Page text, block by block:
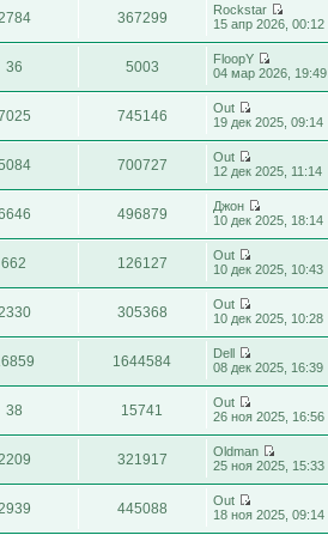
367299
Rockstar
15 апр 2026, 00:12
36 5003
FloopY
04 мар 2026, 19:49
745146
Out
19 дек 2025, 09:14
700727
Out
12 дек 2025, 11:14
496879
Джон
10 дек 2025, 18:14
662 126127
Out
10 дек 2025, 10:43
305368
Out
10 дек 2025, 10:28
1644584
Dell
08 дек 2025, 16:39
38 15741
Out
26 ноя 2025, 16:56
2209 321917
Oldman
25 ноя 2025, 15:33
445088
Out
18 ноя 2025, 09:14